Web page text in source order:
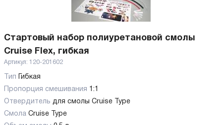
Стартовый набор полиуретановой смолы
Cruise Flex, гибкая
Артикул: 120-201602
Тип
Гибкая
Пропорция смешивания 1:1
Отвердитель для смолы Cruise Type
Смола Cruise Type